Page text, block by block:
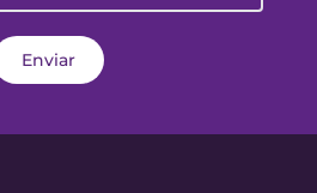
Enviar